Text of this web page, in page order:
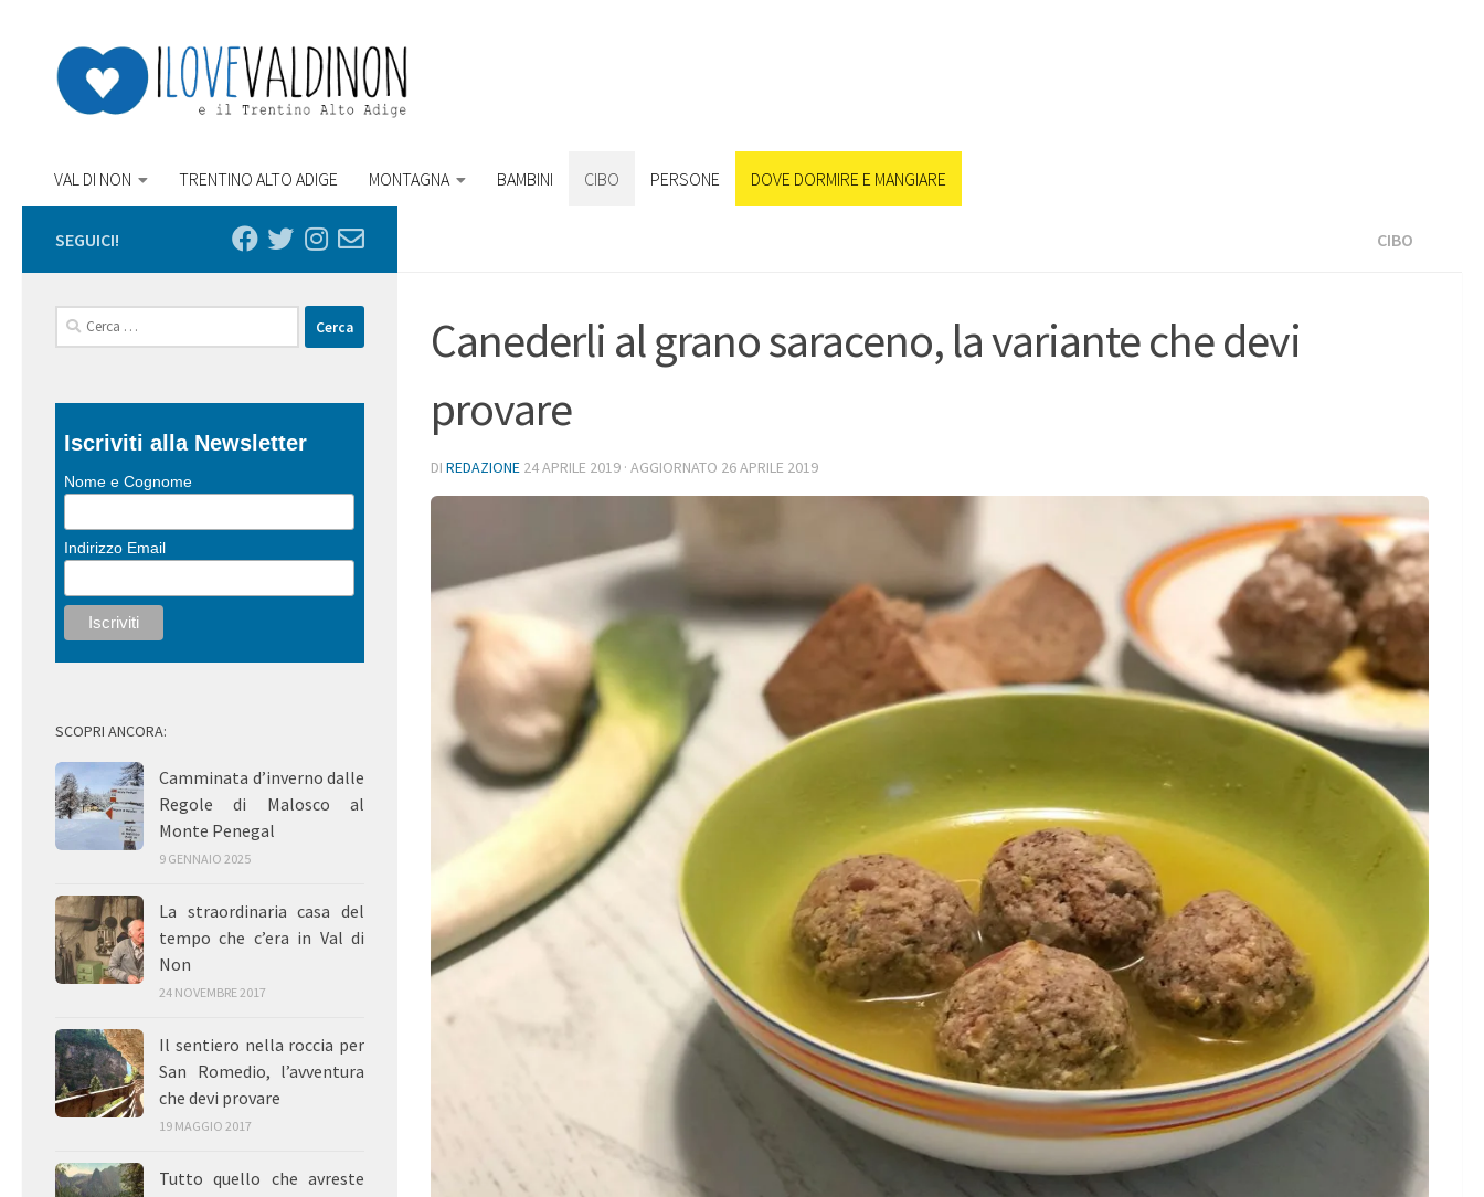
VAL DI NON TRENTINO ALTO ADIGE MONTAGNA BAMBINI CIBO PERSONE DOVE DORMIRE E MANGIARE
CIBO
Canederli al grano saraceno, la variante che devi
provare
DI REDAZIONE 24 APRILE 2019 · AGGIORNATO 26 APRILE 2019
SEGUICI!
Ricerca
per:
Iscriviti alla Newsletter
Nome e Cognome
Indirizzo Email
SCOPRI ANCORA:
Camminata d’inverno dalle
Regole di Malosco al
Monte Penegal
9 GENNAIO 2025
La straordinaria casa del
tempo che c’era in Val di
Non
24 NOVEMBRE 2017
Il sentiero nella roccia per
San Romedio, l’avventura
che devi provare
19 MAGGIO 2017
Tutto quello che avreste